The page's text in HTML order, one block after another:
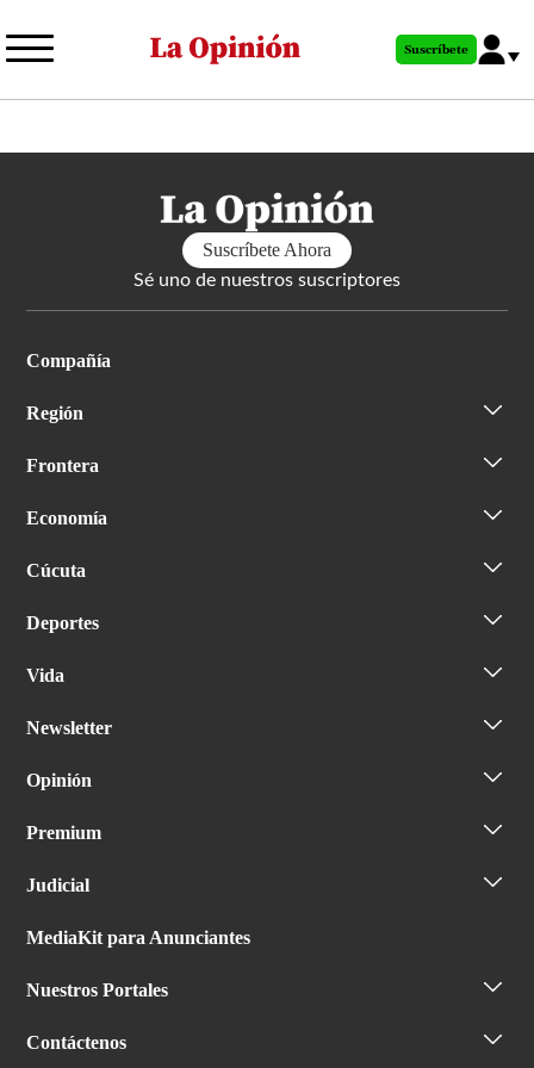
al
principal
Suscríbete
Suscríbete Ahora
Sé uno de nuestros suscriptores
Compañía
Región
Frontera
Economía
Cúcuta
Deportes
Vida
Newsletter
Opinión
Premium
Judicial
MediaKit para Anunciantes
Nuestros Portales
Contáctenos